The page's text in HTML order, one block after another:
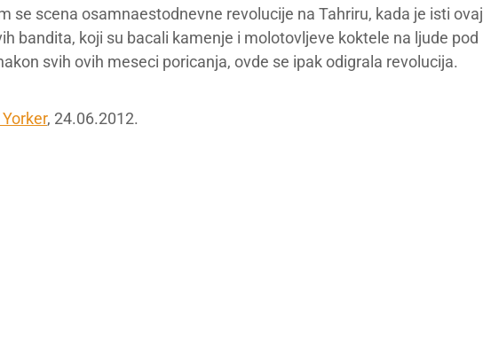
se scena osamnaestodnevne revolucije na Tahriru, kada je isti ovaj
bandita, koji su bacali kamenje i molotovljeve koktele na ljude pod
svih ovih meseci poricanja, ovde se ipak odigrala revolucija.
, 24.06.2012.